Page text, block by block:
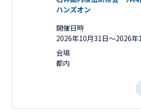
ハンズオン
開催日時
2026年10月31日〜2026年
会場
都内